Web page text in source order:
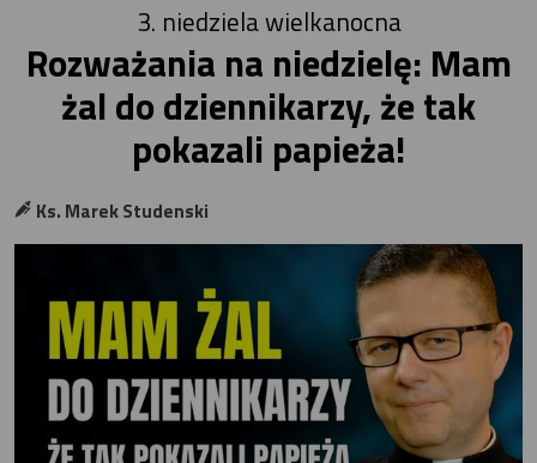
3. niedziela wielkanocna
Rozważania na niedzielę: Mam
żal do dziennikarzy, że tak
pokazali papieża!
Ks. Marek Studenski